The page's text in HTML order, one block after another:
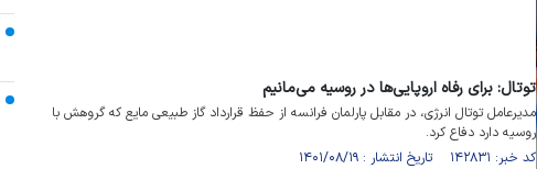
توتال: برای رفاه اروپایی‌ها در روسیه می‌مانیم
مدیرعامل توتال انرژی، در مقابل پارلمان فرانسه از حفظ قرارداد گاز طبیعی مایع که گروهش با
روسیه دارد دفاع کرد.
کد خبر: ۱۴۲۸۳۱ تاریخ انتشار : ۱۴۰۱/۰۸/۱۹